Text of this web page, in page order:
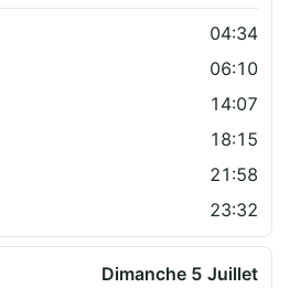
04:34
06:10
14:07
18:15
21:58
23:32
Dimanche 5 Juillet